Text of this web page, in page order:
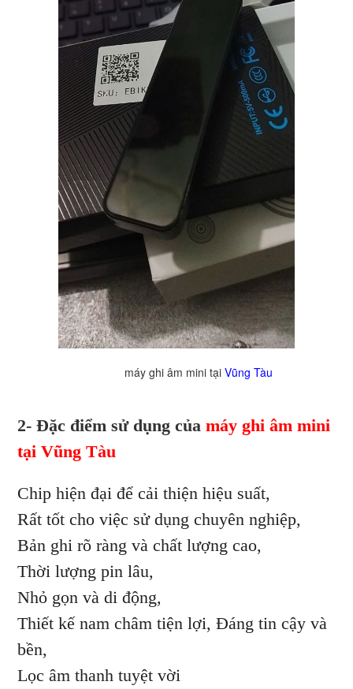
máy ghi âm mini tạiVũng Tàu
2- Đặc điểm sử dụng củamáy ghi âm mini
tại Vũng Tàu
Chip hiện đại để cải thiện hiệu suất,
Rất tốt cho việc sử dụng chuyên nghiệp,
Bản ghi rõ ràng và chất lượng cao,
Thời lượng pin lâu,
Nhỏ gọn và di động,
Thiết kế nam châm tiện lợi, Đáng tin cậy và
bền,
Lọc âm thanh tuyệt vời